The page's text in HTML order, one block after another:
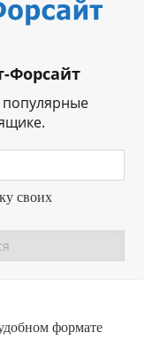
Форсайт
своих
формате